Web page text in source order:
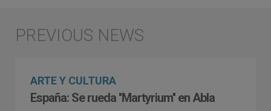
ARTE Y CULTURA
España: Se rueda ''Martyrium'' en Abla